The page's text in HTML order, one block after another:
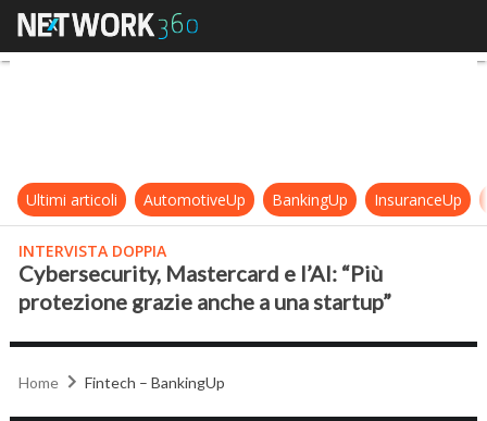
Cybersecurity, Mastercard e l’AI:
Ultimi articoli AutomotiveUp BankingUp InsuranceUp
INTERVISTA DOPPIA
Cybersecurity, Mastercard e l’AI: “Più
protezione grazie anche a una startup”
Home Fintech – BankingUp